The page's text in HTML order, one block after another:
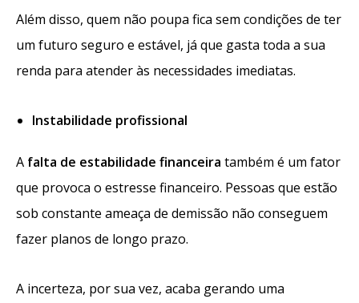
Além disso, quem não poupa fica sem condições de ter
um futuro seguro e estável, já que gasta toda a sua
renda para atender às necessidades imediatas.
Instabilidade profissional
A falta de estabilidade financeira também é um fator
que provoca o estresse financeiro. Pessoas que estão
sob constante ameaça de demissão não conseguem
fazer planos de longo prazo.
A incerteza, por sua vez, acaba gerando uma